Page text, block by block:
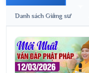
Danh sách Giảng sư